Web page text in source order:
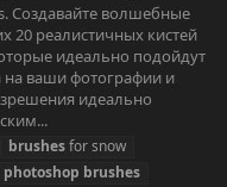
Создавайте волшебные
20 реалистичных кистей
идеально подойдут
на ваши фотографии и
идеально
brushesfor snow
photoshop brushes